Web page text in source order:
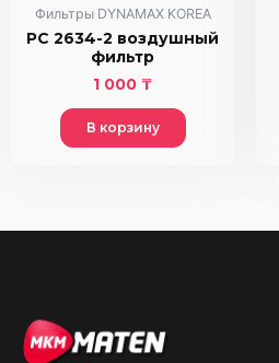
Фильтры DYNAMAX KOREA
PC 2634-2 воздушный
фильтр
1 000 ₸
В корзину